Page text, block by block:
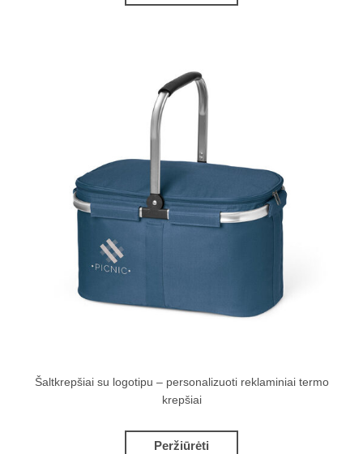
Šaltkrepšiai su logotipu – personalizuoti reklaminiai termo
krepšiai
Peržiūrėti